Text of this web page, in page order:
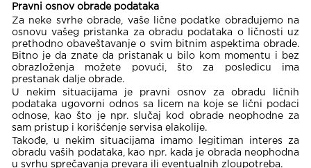
Pravni osnov obrade podataka
Za neke svrhe obrade, vaše lične podatke obrađujemo na
osnovu vašeg pristanka za obradu podataka o ličnosti uz
prethodno obaveštavanje o svim bitnim aspektima obrade.
Bitno je da znate da pristanak u bilo kom momentu i bez
obrazloženja možete povući, što za posledicu ima
prestanak dalje obrade.
U nekim situacijama je pravni osnov za obradu ličnih
podataka ugovorni odnos sa licem na koje se lični podaci
odnose, kao što je npr. slučaj kod obrade neophodne za
sam pristup i korišćenje servisa elakolije.
Takođe, u nekim situacijama imamo legitiman interes za
obradu vaših podataka, kao npr. kada je obrada neophodna
u svrhu sprečavanja prevara ili eventualnih zloupotreba.